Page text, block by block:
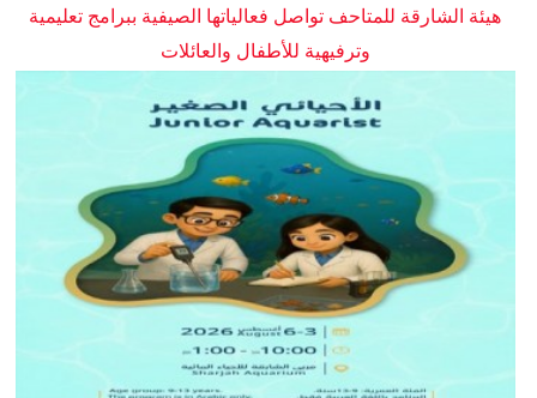
هيئة الشارقة للمتاحف تواصل فعالياتها الصيفية ببرامج تعليمية
وترفيهية للأطفال والعائلات